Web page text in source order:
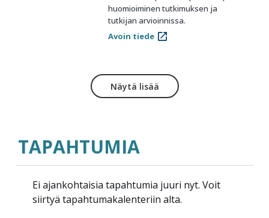
huomioiminen tutkimuksen ja
tutkijan arvioinnissa.
Avoin tiede
Näytä lisää
TAPAHTUMIA
Ei ajankohtaisia tapahtumia juuri nyt. Voit
siirtyä tapahtumakalenteriin alta.